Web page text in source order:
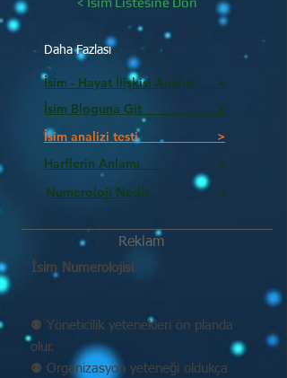
Daha Fazlası
İsim - Hayat İlişkisi Analizi >
İsim Bloguna Git >
İsim analizi testi >
Harflerin Anlamı >
Numeroloji Nedir_________ >
Reklam
İsim Numerolojisi
⚉ Yöneticilik yetenekleri ön planda
olur.
⚉ Organizasyon yeteneği oldukça